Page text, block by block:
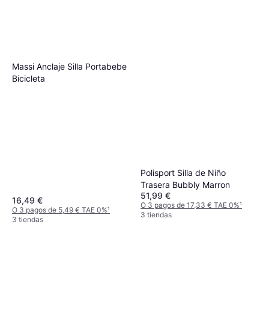
Massi Anclaje Silla Portabebe
Bicicleta
16,49 €
O 3 pagos de 5,49 € TAE 0%¹
3 tiendas
Polisport Silla de Niño
Trasera Bubbly Marron
51,99 €
O 3 pagos de 17,33 € TAE 0%¹
3 tiendas